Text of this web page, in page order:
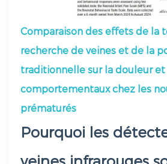
Comparaison des effets de la
recherche de veines et de la
traditionnelle sur la douleur
comportementaux chez les
prématurés
Pourquoi les